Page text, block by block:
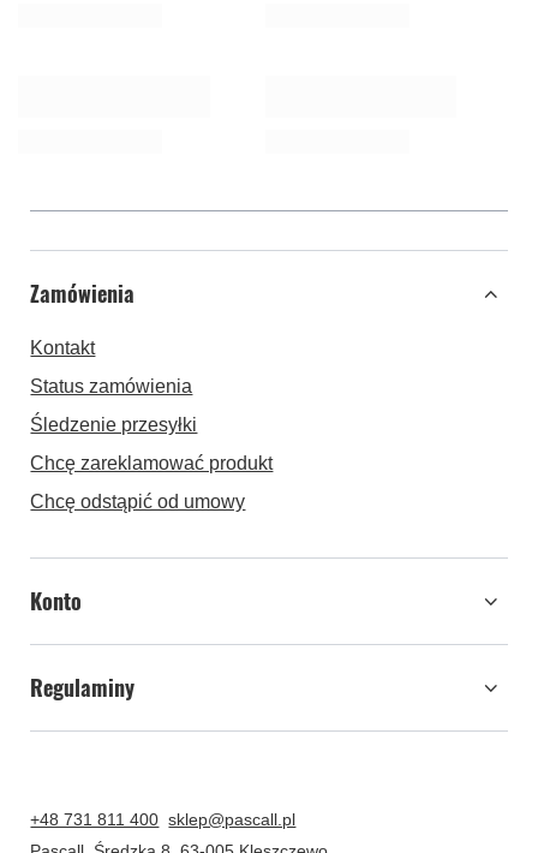
Zamówienia
Kontakt
Status zamówienia
Śledzenie przesyłki
Chcę zareklamować produkt
Chcę odstąpić od umowy
Konto
Regulaminy
+48 731 811 400 sklep@pascall.pl